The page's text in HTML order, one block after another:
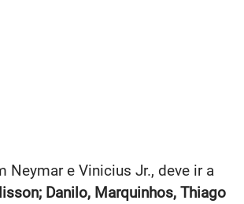
Neymar e Vinicius Jr., deve ir a
Danilo, Marquinhos, Thiago